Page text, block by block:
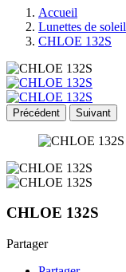
Accueil
Lunettes de soleil
CHLOE 132S
Précédent Suivant
CHLOE 132S
Partager